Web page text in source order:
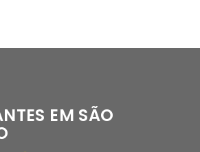
EM SÃO